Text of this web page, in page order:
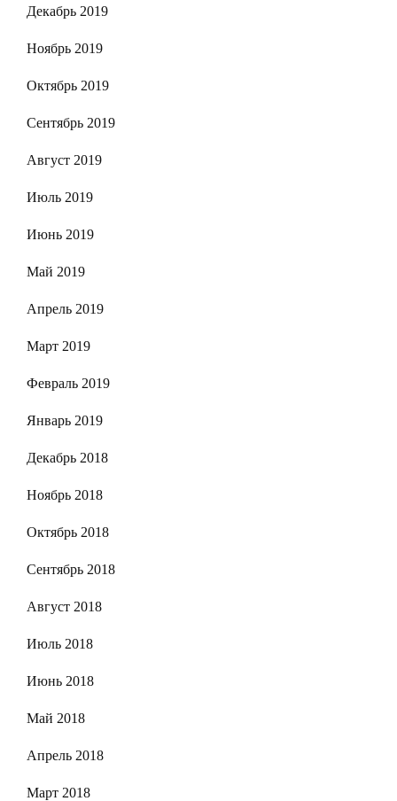
Декабрь 2019
Ноябрь 2019
Октябрь 2019
Сентябрь 2019
Август 2019
Июль 2019
Июнь 2019
Май 2019
Апрель 2019
Март 2019
Февраль 2019
Январь 2019
Декабрь 2018
Ноябрь 2018
Октябрь 2018
Сентябрь 2018
Август 2018
Июль 2018
Июнь 2018
Май 2018
Апрель 2018
Март 2018